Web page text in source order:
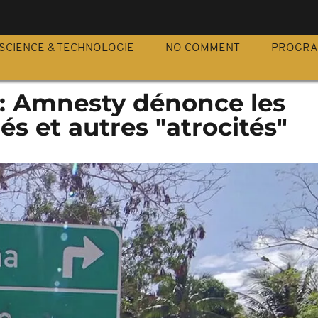
SCIENCE & TECHNOLOGIE NO COMMENT
Amnesty dénonce les
et autres "atrocités"